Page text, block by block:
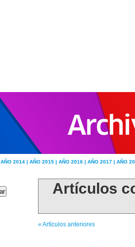
AÑO 2014 | AÑO 2015 | AÑO 2016 | AÑO 2017 | AÑO
Artículos
« Artículos anteriores